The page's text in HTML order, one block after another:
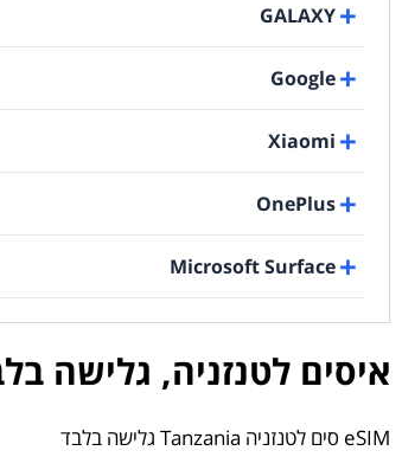
GALAXY
Google
Xiaomi
OnePlus
Microsoft Surface
איסים לטנזניה, גלישה
eSIM סים לטנזניה Tanzania גלישה בלבד